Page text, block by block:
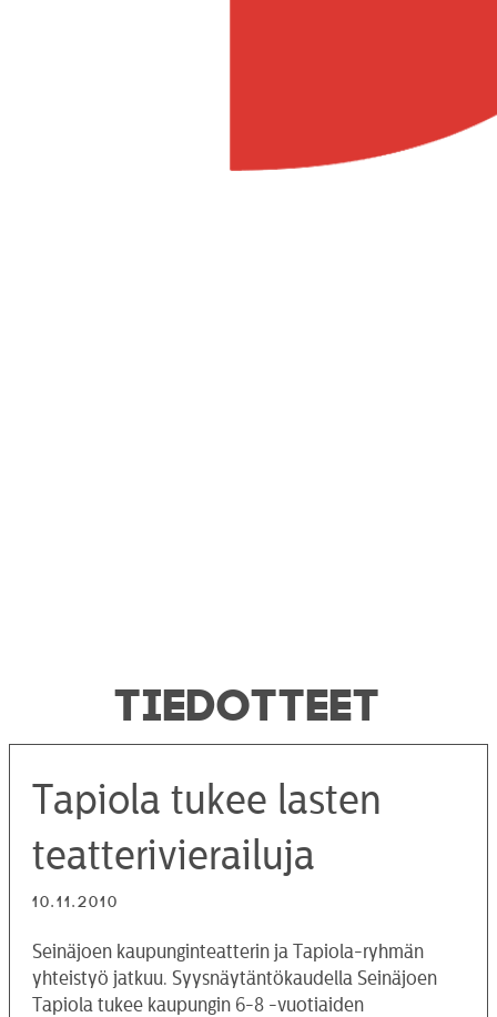
TIEDOTTEET
Tapiola tukee lasten
teatterivierailuja
10.11.2010
Seinäjoen kaupunginteatterin ja Tapiola-ryhmän
yhteistyö jatkuu. Syysnäytäntökaudella Seinäjoen
Tapiola tukee kaupungin 6-8 -vuotiaiden